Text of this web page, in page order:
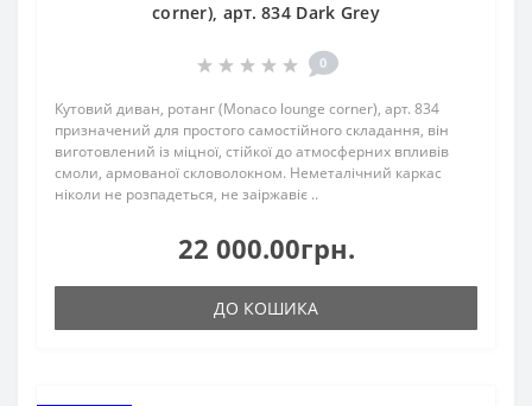
corner), арт. 834 Dark Grey
0
Кутовий диван, ротанг (Monaco lounge corner), арт. 834
призначений для простого самостійного складання, він
виготовлений із міцної, стійкої до атмосферних впливів
смоли, армованої скловолокном. Неметалічний каркас
ніколи не розпадеться, не заіржавіє ..
22 000.00грн.
ДО КОШИКА